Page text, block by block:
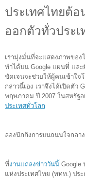
ประเทศไทยต้
ออกตัวทั่วประ
เรามุ่งมั่นที่จะแสดงภาพขอ
ทำได้บน Google แผนที่ และ
ชัดเจนจะช่วยให้ผู้คนเข้าใ
กล่าวนี้เอง เราจึงได้เปิดตัว
พฤษภาคม ปี 2007 ในสหรัฐ
ประเทศทั่วโลก
ลองนึกถึงการบนถนนใจกลา
ที่งานแถลงข่าววันนี้ Google
แห่งประเทศไทย (ททท.) ประ